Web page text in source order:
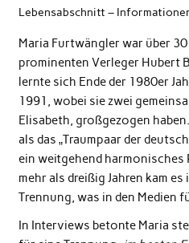
Lebensabschnitt –
Maria Furtwängler war über 30
prominenten Verleger Hubert
lernte sich Ende der 1980er
1991, wobei sie zwei
Elisabeth, großgezogen
als das „Traumpaar der
ein weitgehend harmonisches
mehr als dreißig Jahren kam
Trennung, was in den Medien
In Interviews betonte Maria